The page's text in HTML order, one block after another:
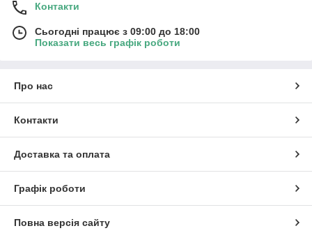
Контакти
Сьогодні працює з 09:00 до 18:00
Показати весь графік роботи
Про нас
Контакти
Доставка та оплата
Графік роботи
Повна версія сайту